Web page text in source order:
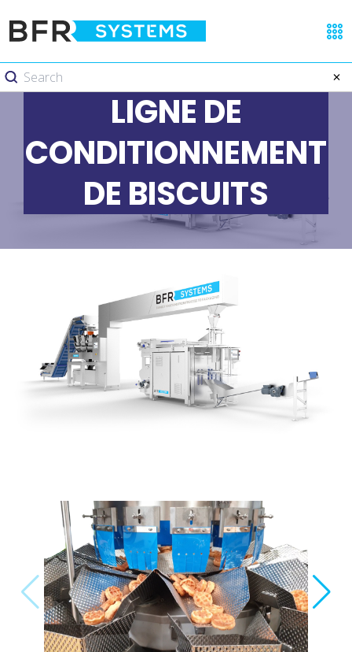
LIGNE DE
CONDITIONNEMENT
DE BISCUITS